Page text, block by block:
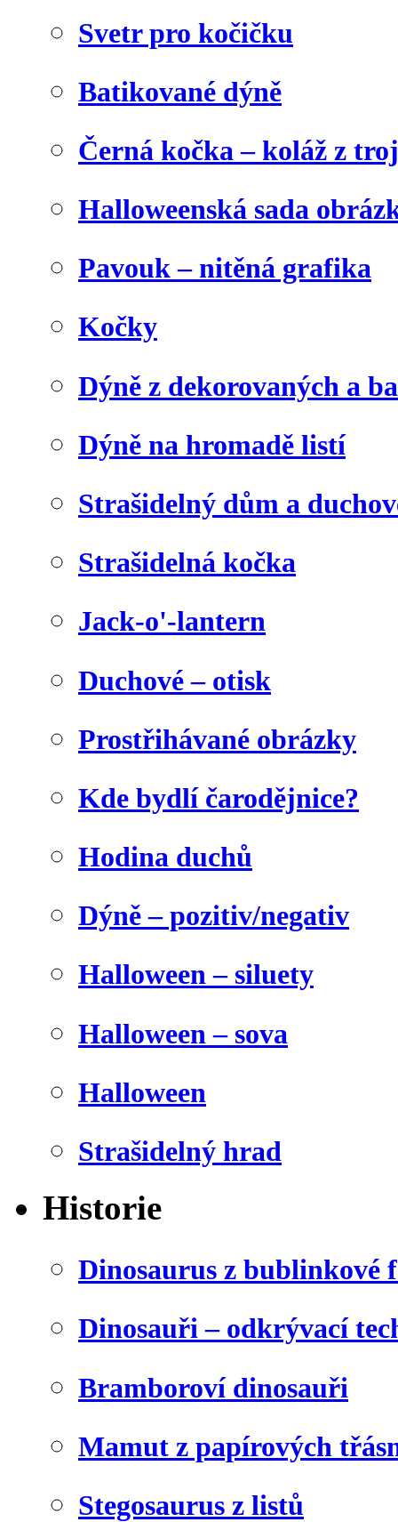
Svetr pro kočičku
Batikované dýně
Černá kočka – koláž z
Halloweenská sada
Pavouk – nitěná grafika
Kočky
Dýně z dekorovaných a
Dýně na hromadě listí
Strašidelný dům a
Strašidelná kočka
Jack-o'-lantern
Duchové – otisk
Prostřihávané obrázky
Kde bydlí čarodějnice?
Hodina duchů
Dýně – pozitiv/negativ
Halloween – siluety
Halloween – sova
Halloween
Strašidelný hrad
Historie
Dinosaurus z bublinkové
Dinosauři – odkrývací
Bramboroví dinosauři
Mamut z papírových
Stegosaurus z listů